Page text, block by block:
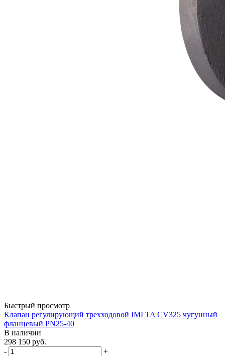
Быстрый просмотр
Клапан регулирующий трехходовой IMI TA CV325 чугунный
фланцевый PN25-40
В наличии
298 150 руб.
-
+